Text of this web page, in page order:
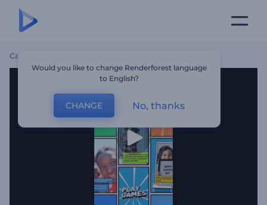
Casa
Would you like to change Renderforest language
to English?
CHANGE No, thanks